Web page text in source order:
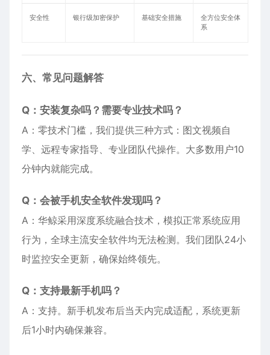
安全性 银行级加密保护 基础安全措施
全方位安全体
系
六、常见问题解答
Q：安装复杂吗？需要专业技术吗？
A：零技术门槛，我们提供三种方式：图文视频自
学、远程专家指导、专业团队代操作。大多数用户10
分钟内就能完成。
Q：会被手机安全软件发现吗？
A：华鲸采用深度系统融合技术，模拟正常系统应用
行为，全球主流安全软件均无法检测。我们团队24小
时监控安全更新，确保始终领先。
Q：支持最新手机吗？
A：支持。新手机发布后当天内完成适配，系统更新
后1小时内确保兼容。